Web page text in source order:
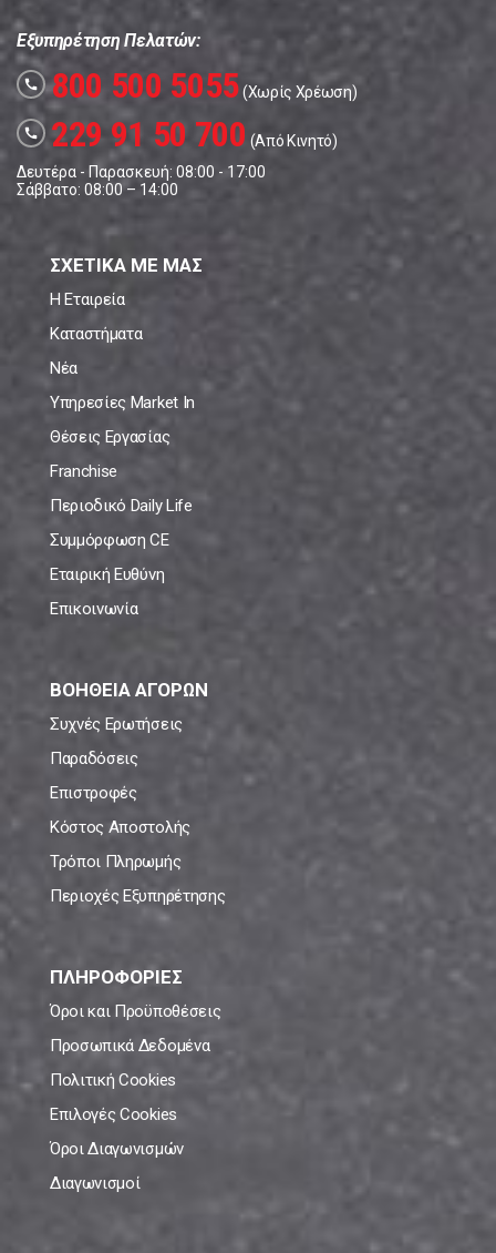
Εξυπηρέτηση Πελατών:
call 800 500 5055(Χωρίς Χρέωση)
call 229 91 50 700 (Από Κινητό)
Δευτέρα - Παρασκευή: 08:00 - 17:00
Σάββατο: 08:00 – 14:00
ΣΧΕΤΙΚΑ ΜΕ ΜΑΣ
Η Εταιρεία
Καταστήματα
Νέα
Υπηρεσίες Market In
Θέσεις Εργασίας
Franchise
Περιοδικό Daily Life
Συμμόρφωση CE
Εταιρική Ευθύνη
Επικοινωνία
ΒΟΗΘΕΙΑ ΑΓΟΡΩΝ
Συχνές Ερωτήσεις
Παραδόσεις
Επιστροφές
Κόστος Αποστολής
Τρόποι Πληρωμής
Περιοχές Εξυπηρέτησης
ΠΛΗΡΟΦΟΡΙΕΣ
Όροι και Προϋποθέσεις
Προσωπικά Δεδομένα
Πολιτική Cookies
Επιλογές Cookies
Όροι Διαγωνισμών
Διαγωνισμοί